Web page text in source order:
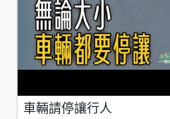
車輛請停讓行人